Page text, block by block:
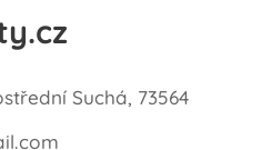
Suchá, 73564